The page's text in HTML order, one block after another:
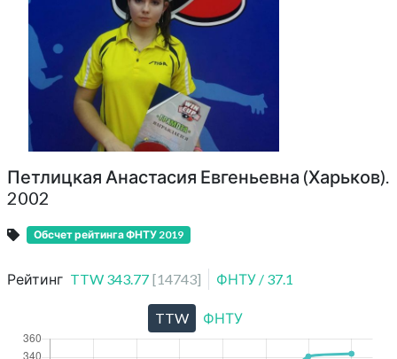
Петлицкая Анастасия Евгеньевна (Харьков).
2002
Обсчет рейтинга ФНТУ 2019
Рейтинг TTW 343.77 [14743] ФНТУ / 37.1
TTW ФНТУ